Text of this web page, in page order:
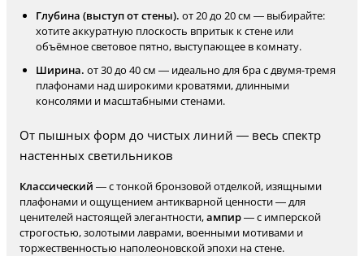
Глубина (выступ от стены). от 20 до 20 см — выбирайте:
хотите аккуратную плоскость впритык к стене или
объёмное световое пятно, выступающее в комнату.
Ширина. от 30 до 40 см — идеально для бра с двумя-тремя
плафонами над широкими кроватями, длинными
консолями и масштабными стенами.
От пышных форм до чистых линий — весь спектр
настенных светильников
Классический — с тонкой бронзовой отделкой, изящными
плафонами и ощущением антикварной ценности — для
ценителей настоящей элегантности,ампир— с имперской
строгостью, золотыми лаврами, военными мотивами и
торжественностью наполеоновской эпохи на стене.